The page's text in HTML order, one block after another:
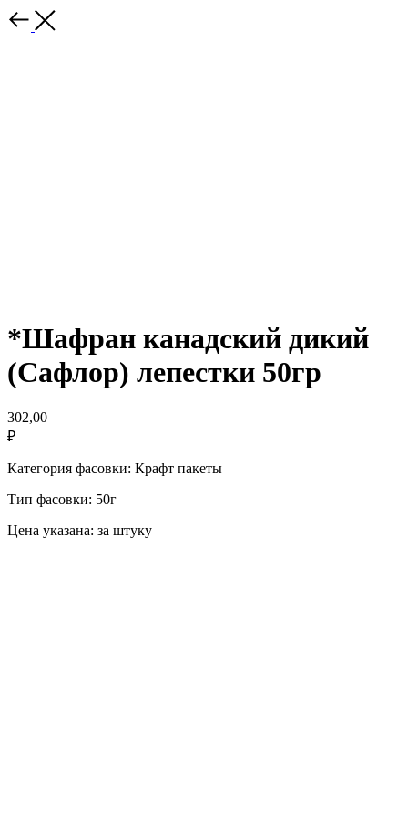
*Шафран канадский дикий
(Сафлор) лепестки 50гр
302,00
₽
Категория фасовки: Крафт пакеты
Тип фасовки: 50г
Цена указана: за штуку